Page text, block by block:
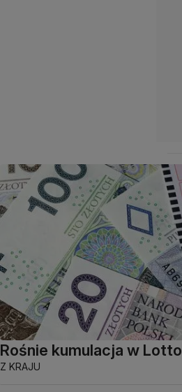
Rośnie kumulacja w Lotto
Z KRAJU